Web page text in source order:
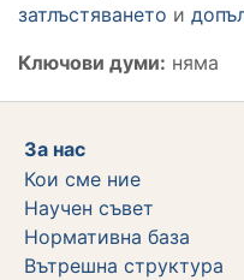
затлъстяването и
Ключови думи: няма
За нас
Кои сме ние
Научен съвет
Нормативна база
Вътрешна структура